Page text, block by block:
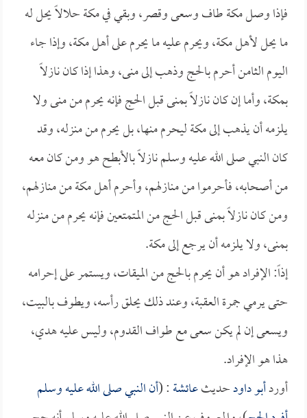
فإذا وصل مكة طاف وسعى وقصر، وبقي في مكة حلالاً يحل له
ما يحل لأهل مكة، ويحرم عليه ما يحرم على أهل مكة، وإذا جاء
اليوم الثامن أحرم بالحج وذهب إلى منى، وهذا إذا كان نازلاً
بمكة، وأما إن كان نازلاً بمنى قبل الحج فإنه يحرم من منى ولا
يلزمه أن يذهب إلى مكة ليحرم منها، بل يحرم من منزله، وقد
كان النبي صلى الله عليه وسلم نازلاً بالأبطح هو ومن كان معه
من أصحابه، فأحرموا من منازلهم، وأحرم أهل مكة من منازلهم،
ومن كان نازلاً بمنى قبل الحج من المتمتعين فإنه يحرم من منزله
بمنى، ولا يلزمه أن يرجع إلى مكة.
إذاً: الإفراد هو أن يحرم بالحج من الميقات، ويستمر على إحرامه
حتى يرمي جمرة العقبة، وعند ذلك يحلق رأسه، ويطوف بالبيت،
ويسعى إن لم يكن سعى مع طواف القدوم، وليس عليه هدي،
هذا هو الإفراد.
أوردأبو داودحديثعائشة: (أن النبي صلى الله عليه وسلم